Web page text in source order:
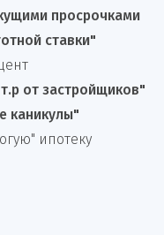
просрочками
ставки"
от застройщиков"
каникулы"
ипотеку